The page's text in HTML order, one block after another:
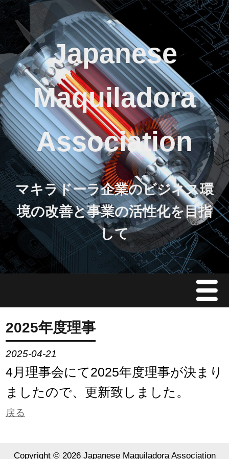
Japanese
Maquiladora
Association
マキラドーラ企業のビジネス環
境の改善と事業の活性化を目指
して
Menu
JMAについて
会員情報
イベント案内
ご入会案内
2025年度理事
2025-04-21
4月理事会にて2025年度理事が決まり
ましたので、更新致しました。
戻る
Copyright © 2026 Japanese Maquiladora Association